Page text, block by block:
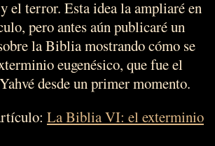
el terror. Esta idea la ampliaré en
pero antes aún publicaré un
la Biblia mostrando cómo se
eugenésico, que fue el
desde un primer momento.
La Biblia VI: el exterminio